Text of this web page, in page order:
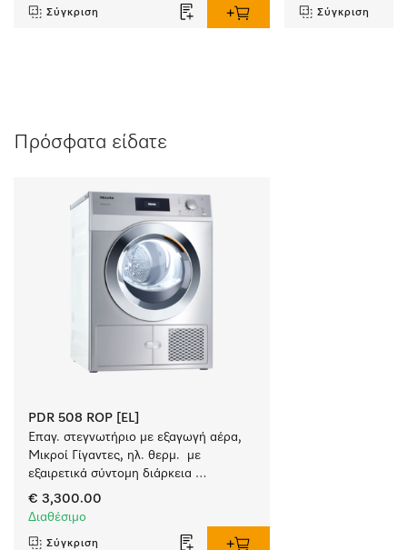
Σύγκριση Σύγκριση
Πρόσφατα είδατε
PDR 508 ROP [EL]
Επαγ. στεγνωτήριο με εξαγωγή αέρα,
Μικροί Γίγαντες, ηλ. θερμ.  με
εξαιρετικά σύντομη διάρκεια
προγραμμάτων. Απόδοση 8 kg
σε 42 min.
€ 3,300.00
Διαθέσιμο
Σύγκριση